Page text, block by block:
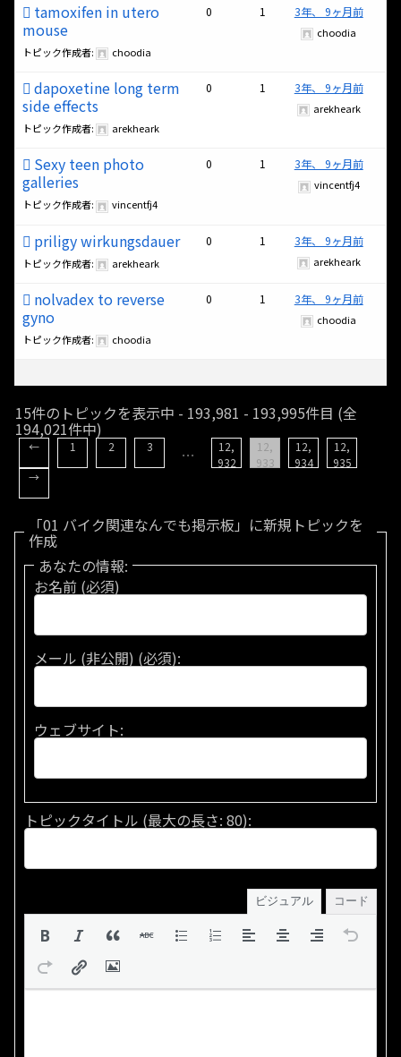
tamoxifen in utero
mouse
トピック作成者: choodia
0 1 3年、 9ヶ月前
choodia
dapoxetine long term
side effects
トピック作成者: arekheark
0 1 3年、 9ヶ月前
arekheark
Sexy teen photo
galleries
トピック作成者: vincentfj4
0 1 3年、 9ヶ月前
vincentfj4
priligy wirkungsdauer
トピック作成者: arekheark
0 1 3年、 9ヶ月前
arekheark
nolvadex to reverse
gyno
トピック作成者: choodia
0 1 3年、 9ヶ月前
choodia
15件のトピックを表示中 - 193,981 - 193,995件目 (全
194,021件中)
← 1 2 3 …
12,
932
12,
933
12,
934
12,
935
→
「01 バイク関連なんでも掲示板」に新規トピックを
作成
あなたの情報:
お名前 (必須)
メール (非公開) (必須):
ウェブサイト:
トピックタイトル (最大の長さ: 80):
ビジュアル コード